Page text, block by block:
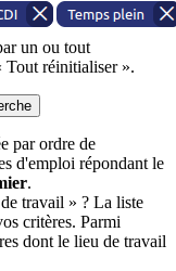
un ou tout
Tout réinitialiser ».
par ordre de
d'emploi répondant le
.
travail » ? La liste
critères. Parmi
dont le lieu de travail